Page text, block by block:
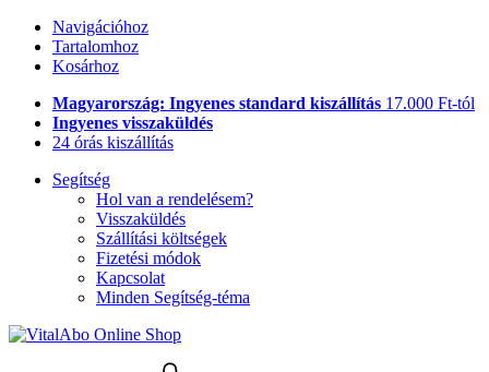
Navigációhoz
Tartalomhoz
Kosárhoz
Magyarország: Ingyenes standard kiszállítás 17.000 Ft-tól
Ingyenes visszaküldés
24 órás kiszállítás
Segítség
Hol van a rendelésem?
Visszaküldés
Szállítási költségek
Fizetési módok
Kapcsolat
Minden Segítség-téma